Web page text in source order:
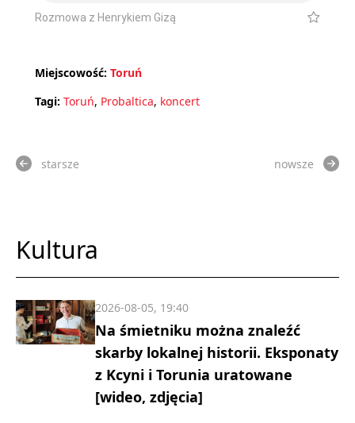
Rozmowa z Henrykiem Gizą
Miejscowość: Toruń
Tagi: Toruń, Probaltica, koncert
starsze nowsze
Kultura
Na śmietniku można znaleźć
skarby lokalnej historii. Eksponaty
z Kcyni i Torunia uratowane
[wideo, zdjęcia]
2026-08-05, 19:40